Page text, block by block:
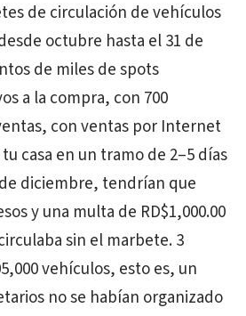
de circulación de vehículos
octubre hasta el 31 de
de miles de spots
a la compra, con 700
con ventas por Internet
casa en un tramo de 2–5 días
diciembre, tendrían que
y una multa de RD$1,000.00
sin el marbete. 3
vehículos, esto es, un
no se habían organizado